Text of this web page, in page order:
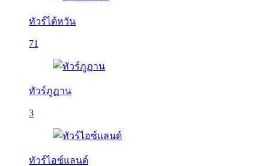
ทัวร์ไต้หวัน
71
ทัวร์ภูฏาน
3
ทัวร์ไอซ์แลนด์